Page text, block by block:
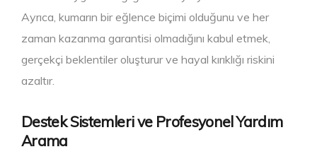
Ayrıca, kumarın bir eğlence biçimi olduğunu ve her
zaman kazanma garantisi olmadığını kabul etmek,
gerçekçi beklentiler oluşturur ve hayal kırıklığı riskini
azaltır.
Destek Sistemleri ve Profesyonel Yardım
Arama